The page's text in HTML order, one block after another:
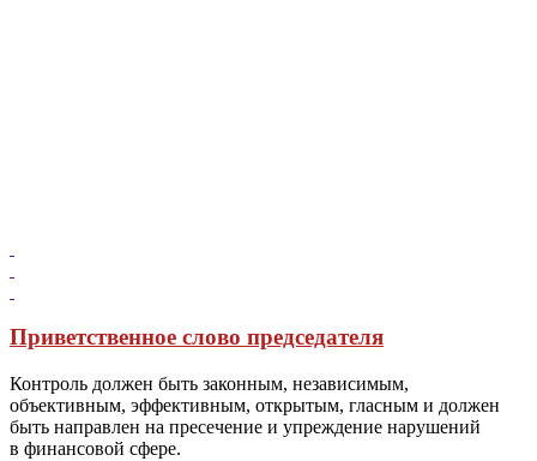
Приветственное слово председателя
Контроль должен быть законным, независимым,
объективным, эффективным, открытым, гласным и должен
быть направлен на пресечение и упреждение нарушений
в финансовой сфере.